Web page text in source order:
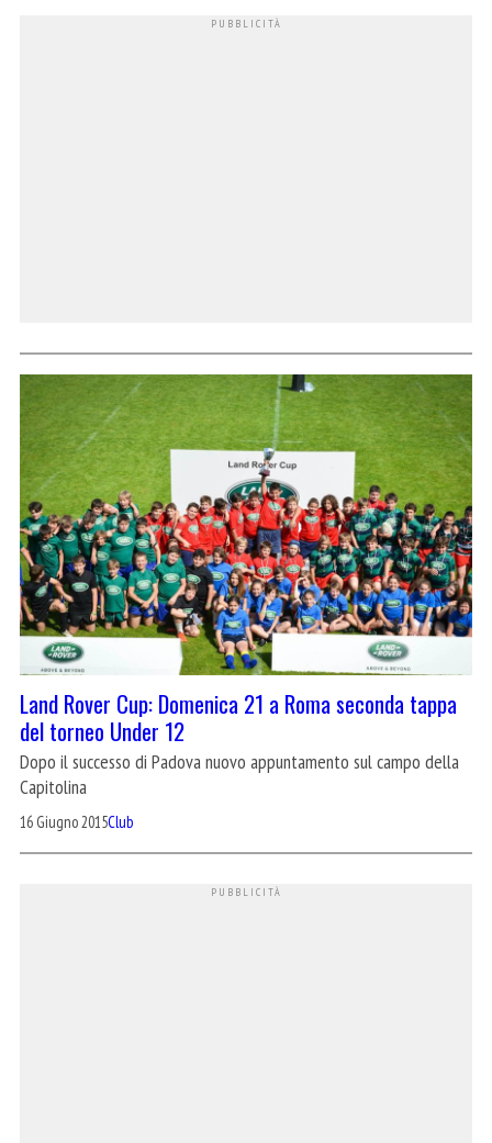
Land Rover Cup: Domenica 21 a Roma seconda tappa
del torneo Under 12
Dopo il successo di Padova nuovo appuntamento sul campo della
Capitolina
16 Giugno 2015Club